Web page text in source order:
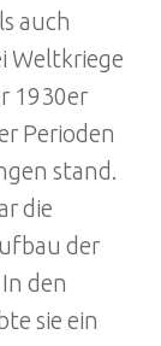
auch
Weltkriege
1930er
Perioden
stand.
die
der
den
sie ein